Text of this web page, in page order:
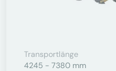
Transportlänge
4245 - 7380 mm